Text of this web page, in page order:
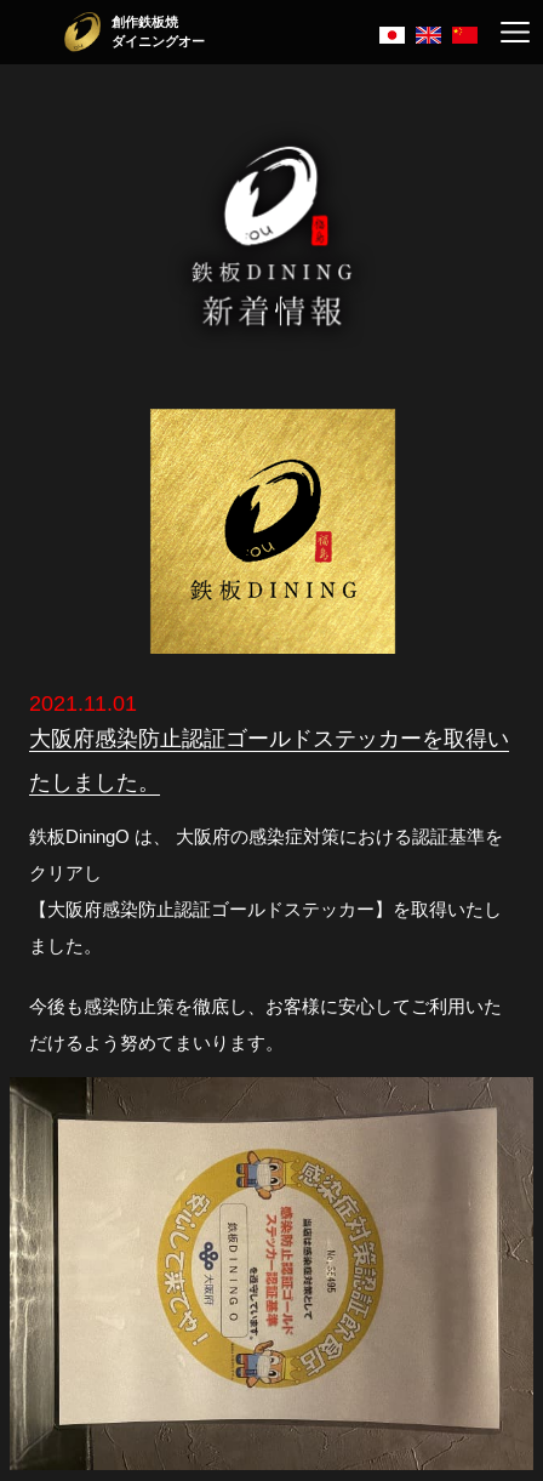
創作鉄板焼
ダイニングオー
2021.11.01
大阪府感染防止認証ゴールドステッカーを取得い
たしました。
鉄板DiningO は、 大阪府の感染症対策における認証基準を
クリアし
【大阪府感染防止認証ゴールドステッカー】を取得いたし
ました。
今後も感染防止策を徹底し、お客様に安心してご利用いた
だけるよう努めてまいります。